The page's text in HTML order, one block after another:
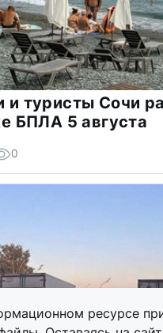
ресурсе
и туристы Сочи
БПЛА 5 августа
0